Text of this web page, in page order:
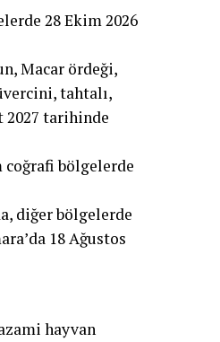
28 Ekim 2026
Macar ördeği,
tahtalı,
2027 tarihinde
coğrafi bölgelerde
diğer bölgelerde
18 Ağustos
hayvan